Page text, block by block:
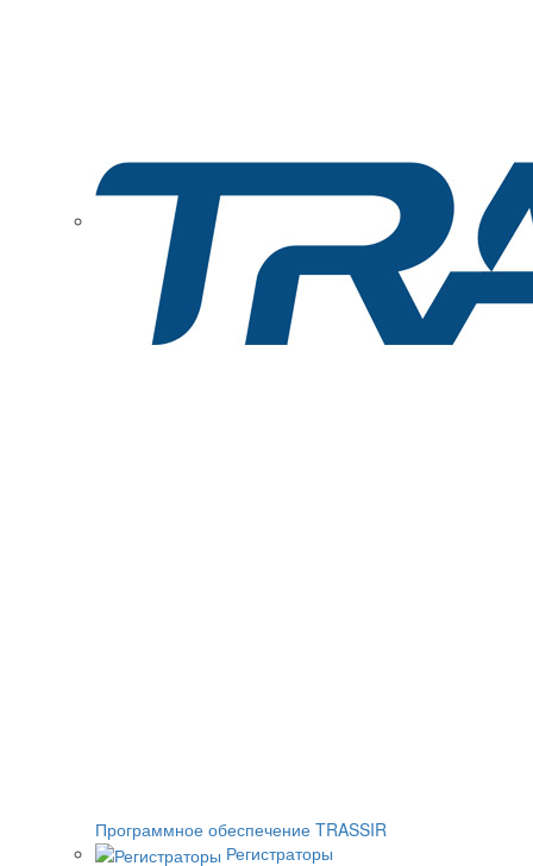
Программное обеспечение TRASSIR
Регистраторы